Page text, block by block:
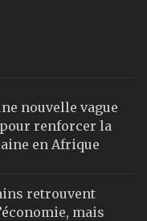
nouvelle vague
pour renforcer la
en Afrique
retrouvent
mais